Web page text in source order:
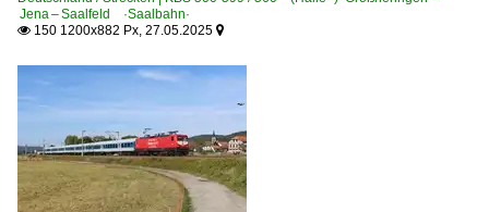
Weser Ems Eisenbahn GmbH ·WEE·
Unternehmen | historisch
DB Schenker Rail Deutschland AG, Mainz bis 03.2016
MRCE Dispolok GmbH, München ·DISPO· bis 10.2023
Jena – Saalfeld ·Saalbahn·
 150 1200x882 Px, 27.05.2025 